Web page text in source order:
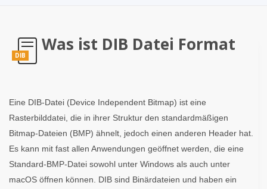
DIB
Was ist DIB Datei Format
Eine DIB-Datei (Device Independent Bitmap) ist eine
Rasterbilddatei, die in ihrer Struktur den standardmäßigen
Bitmap-Dateien (BMP) ähnelt, jedoch einen anderen Header hat.
Es kann mit fast allen Anwendungen geöffnet werden, die eine
Standard-BMP-Datei sowohl unter Windows als auch unter
macOS öffnen können. DIB sind Binärdateien und haben ein